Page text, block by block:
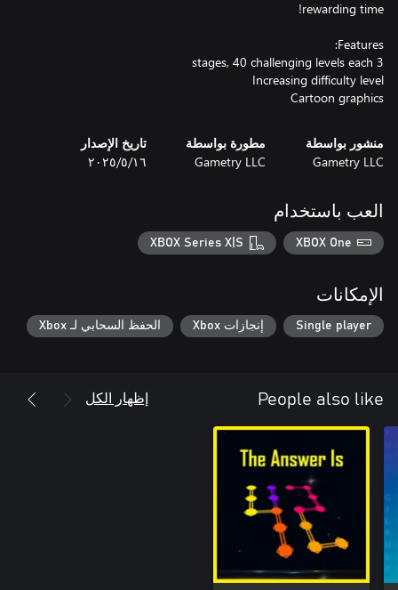
Cartoon graphics
منشور بواسطة
Gametry LLC
مطورة بواسطة
Gametry LLC
تاريخ الإصدار
١٦‏/٥‏/٢٠٢٥
العب باستخدام
XBOX One
XBOX Series X|S
الإمكانات
Single player إنجازات Xbox الحفظ السحابي لـ Xbox
People also like إظهار الكل